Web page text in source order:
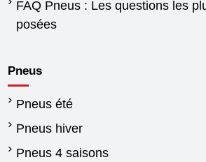
FAQ Pneus : Les questions les
posées
Pneus
Pneus été
Pneus hiver
Pneus 4 saisons